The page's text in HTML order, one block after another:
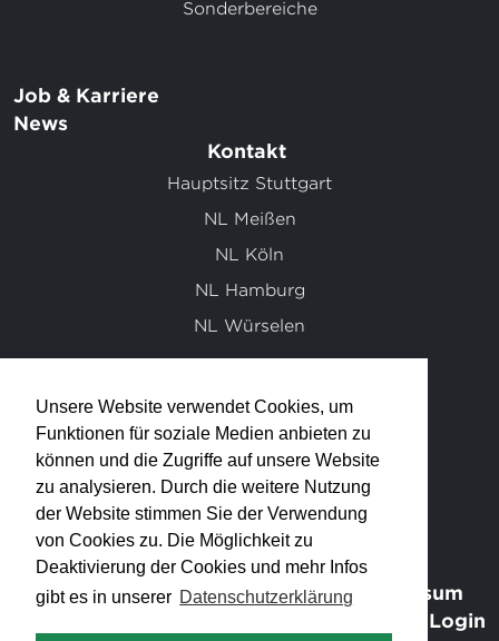
Unsere Website verwendet Cookies, um
Funktionen für soziale Medien anbieten zu
können und die Zugriffe auf unsere Website
zu analysieren. Durch die weitere Nutzung
der Website stimmen Sie der Verwendung
von Cookies zu. Die Möglichkeit zu
Deaktivierung der Cookies und mehr Infos
gibt es in unserer Datenschutzerklärung
Sonderbereiche
Job & Karriere
News
Kontakt
Hauptsitz Stuttgart
NL Meißen
NL Köln
NL Hamburg
NL Würselen
info@klett-ingenieur-gmbh.de
0711 / 95 19 30 - 0
Sitemap
Impressum
Schnittstellen Login